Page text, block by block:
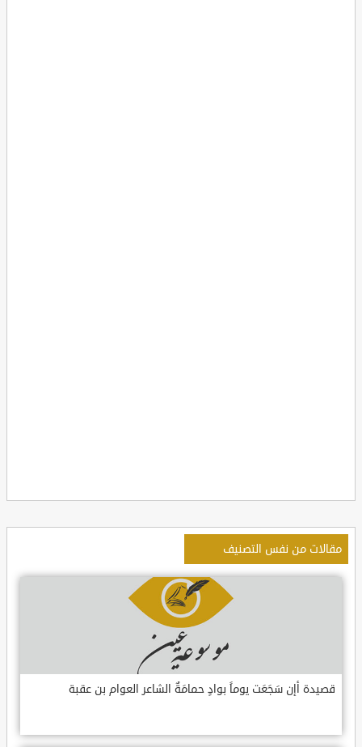
مقالات من نفس التصنيف
قصيدة أإن سَجَعَت يوماً بوادٍ حمامَةٌ الشاعر العوام بن عقبة